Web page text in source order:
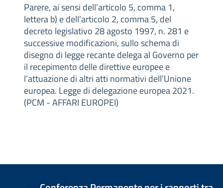
Parere, ai sensi dell’articolo 5, comma 1,
lettera b) e dell’articolo 2, comma 5, del
decreto legislativo 28 agosto 1997, n. 281 e
successive modificazioni, sullo schema di
disegno di legge recante delega al Governo per
il recepimento delle direttive europee e
l’attuazione di altri atti normativi dell’Unione
europea. Legge di delegazione europea 2021.
(PCM - AFFARI EUROPEI)